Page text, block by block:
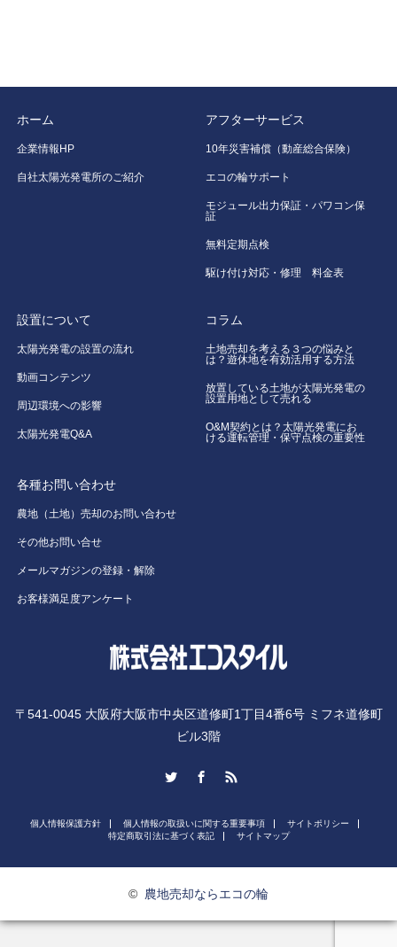
ホーム
企業情報HP
自社太陽光発電所のご紹介
アフターサービス
10年災害補償（動産総合保険）
エコの輪サポート
モジュール出力保証・パワコン保
証
無料定期点検
駆け付け対応・修理 料金表
設置について
太陽光発電の設置の流れ
動画コンテンツ
周辺環境への影響
太陽光発電Q&A
コラム
土地売却を考える３つの悩みと
は？遊休地を有効活用する方法
放置している土地が太陽光発電の
設置用地として売れる
O&M契約とは？太陽光発電にお
ける運転管理・保守点検の重要性
各種お問い合わせ
農地（土地）売却のお問い合わせ
その他お問い合せ
メールマガジンの登録・解除
お客様満足度アンケート
〒541-0045 大阪府大阪市中央区道修町1丁目4番6号 ミフネ道修町
ビル3階
個人情報保護方針 個人情報の取扱いに関する重要事項
サイトポリシー
特定商取引法に基づく表記
サイトマップ
© 農地売却ならエコの輪